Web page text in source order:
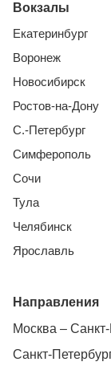
Вокзалы
Екатеринбург
Воронеж
Новосибирск
Ростов-на-Дону
С.-Петербург
Симферополь
Сочи
Тула
Челябинск
Ярославль
Направления
Москва –
Санкт-